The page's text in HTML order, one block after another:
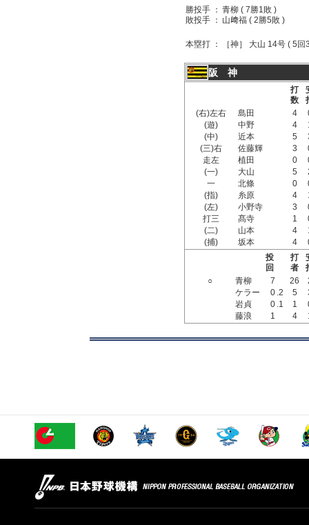
勝投手 ： 青柳 ( 7勝1敗 )
敗投手 ： 山﨑福 ( 2勝5敗 )
本塁打 ： ［神］ 大山 14号 ( 5
阪 神
打
数
(右)左右
島田 4
(遊)
中野 4
(中)
近本 5
(三)右
佐藤輝 3
走左
植田 0
(一)
大山 5
一
北條 0
(指)
糸原 4
(左)
小野寺 3
打三
髙寺 1
(二)
山本 4
(捕)
坂本 4
投
回
打
者
○
青柳 7 26
ケラー
0 .2 5
岩貞
0 .1 1
藤浪
1 4